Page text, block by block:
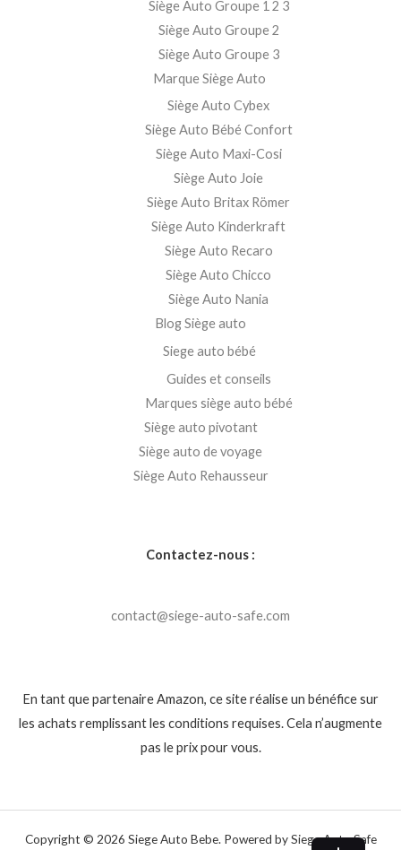
Siège Auto Groupe 1 2 3
Siège Auto Groupe 2
Siège Auto Groupe 3
Marque Siège Auto
Siège Auto Cybex
Siège Auto Bébé Confort
Siège Auto Maxi-Cosi
Siège Auto Joie
Siège Auto Britax Römer
Siège Auto Kinderkraft
Siège Auto Recaro
Siège Auto Chicco
Siège Auto Nania
Blog Siège auto
Siege auto bébé
Guides et conseils
Marques siège auto bébé
Siège auto pivotant
Siège auto de voyage
Siège Auto Rehausseur
Contactez-nous :
contact@siege-auto-safe.com
En tant que partenaire Amazon, ce site réalise un bénéfice sur
les achats remplissant les conditions requises. Cela n’augmente
pas le prix pour vous.
Copyright © 2026 Siege Auto Bebe. Powered by Siege Auto Safe